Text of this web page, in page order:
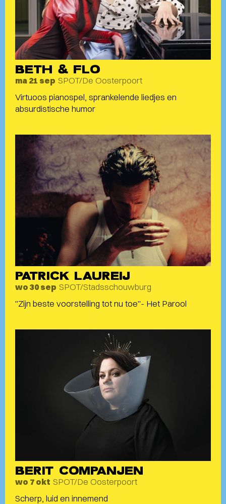
BETH & FLO
ma 21 sep SPOT/De Oosterpoort
Virtuoos pianospel, sprankelende liedjes en
absurdistische humor
PATRICK LAUREIJ
wo 30 sep SPOT/Stadsschouwburg
"Zijn beste voorstelling tot nu toe"- Het Parool
BERIT COMPANJEN
wo 7 okt SPOT/De Oosterpoort
Scherp, luid en innemend